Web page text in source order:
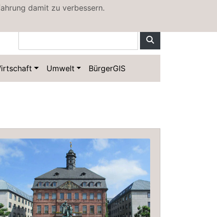
damit zu verbessern.
Umwelt BürgerGIS